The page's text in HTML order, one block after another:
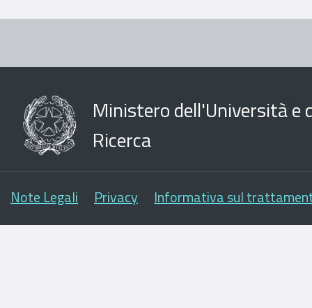
Ministero dell'Università e
Ricerca
Note Legali Privacy Informativa sul